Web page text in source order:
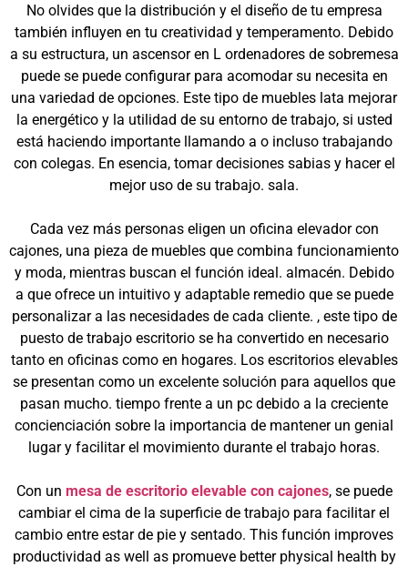
No olvides que la distribución y el diseño de tu empresa
también influyen en tu creatividad y temperamento. Debido
a su estructura, un ascensor en L ordenadores de sobremesa
puede se puede configurar para acomodar su necesita en
una variedad de opciones. Este tipo de muebles lata mejorar
la energético y la utilidad de su entorno de trabajo, si usted
está haciendo importante llamando a o incluso trabajando
con colegas. En esencia, tomar decisiones sabias y hacer el
mejor uso de su trabajo. sala.
Cada vez más personas eligen un oficina elevador con
cajones, una pieza de muebles que combina funcionamiento
y moda, mientras buscan el función ideal. almacén. Debido
a que ofrece un intuitivo y adaptable remedio que se puede
personalizar a las necesidades de cada cliente. , este tipo de
puesto de trabajo escritorio se ha convertido en necesario
tanto en oficinas como en hogares. Los escritorios elevables
se presentan como un excelente solución para aquellos que
pasan mucho. tiempo frente a un pc debido a la creciente
concienciación sobre la importancia de mantener un genial
lugar y facilitar el movimiento durante el trabajo horas.
Con un mesa de escritorio elevable con cajones, se puede
cambiar el cima de la superficie de trabajo para facilitar el
cambio entre estar de pie y sentado. This función improves
productividad as well as promueve better physical health by